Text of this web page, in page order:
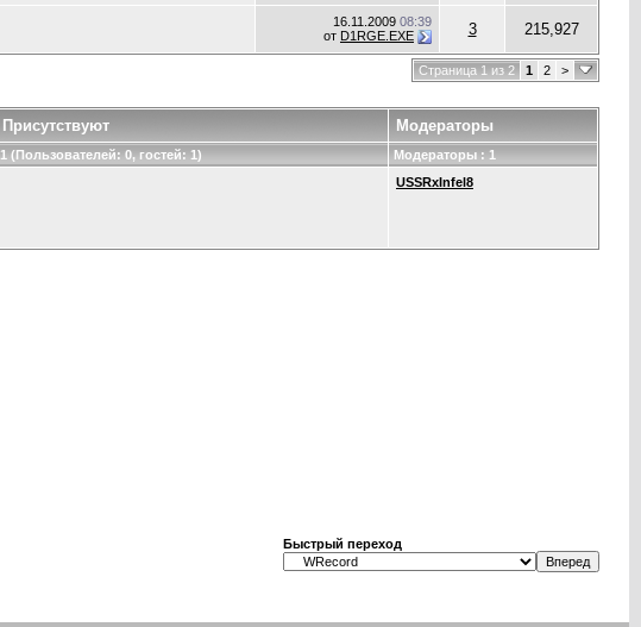
16.11.2009 08:39
от D1RGE.EXE 3 215,927
Страница 1 из 2 1 2 >
Присутствуют Модераторы
1 (Пользователей: 0, гостей: 1)
Модераторы : 1
USSRxInfel8
Быстрый переход